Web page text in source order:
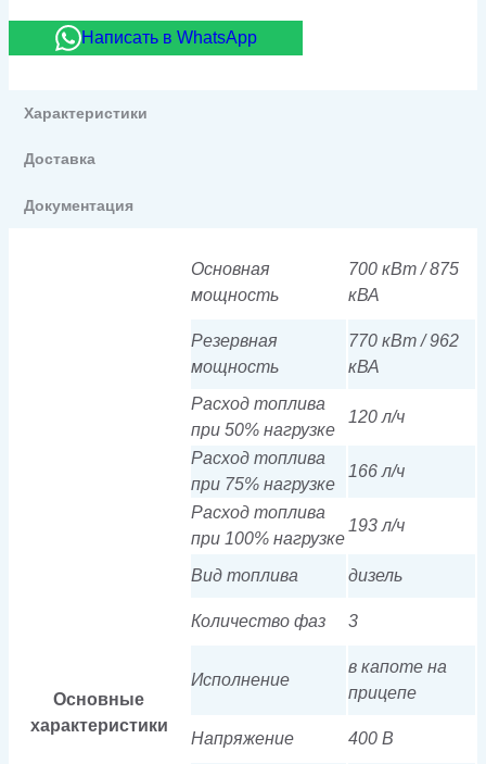
Написать в WhatsApp
Характеристики
Доставка
Документация
Основные
характеристики
Основная
мощность
700 кВт / 875
кВА
Резервная
мощность
770 кВт / 962
кВА
Расход топлива
при 50% нагрузке
120 л/ч
Расход топлива
при 75% нагрузке
166 л/ч
Расход топлива
при 100% нагрузке
193 л/ч
Вид топлива дизель
Количество фаз 3
Исполнение
в капоте на
прицепе
Напряжение 400 В